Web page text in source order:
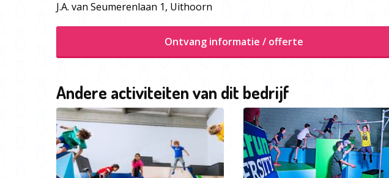
J.A. van Seumerenlaan 1, Uithoorn
Ontvang informatie / offerte
Andere activiteiten van dit bedrijf